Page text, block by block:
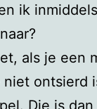
ik
als je een
ontsierd
Die is